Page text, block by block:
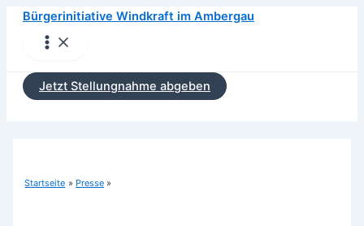
Zum
springen
Bürgerinitiative Windkraft im Ambergau
Main
Menu
Jetzt Stellungnahme abgeben
Startseite Presse